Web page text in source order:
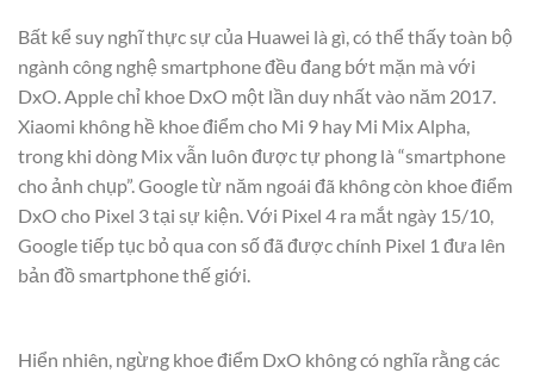
Bất kể suy nghĩ thực sự của Huawei là gì, có thể thấy toàn bộ
ngành công nghệ smartphone đều đang bớt mặn mà với
DxO. Apple chỉ khoe DxO một lần duy nhất vào năm 2017.
Xiaomi không hề khoe điểm cho Mi 9 hay Mi Mix Alpha,
trong khi dòng Mix vẫn luôn được tự phong là “smartphone
cho ảnh chụp”. Google từ năm ngoái đã không còn khoe điểm
DxO cho Pixel 3 tại sự kiện. Với Pixel 4 ra mắt ngày 15/10,
Google tiếp tục bỏ qua con số đã được chính Pixel 1 đưa lên
bản đồ smartphone thế giới.
Hiển nhiên, ngừng khoe điểm DxO không có nghĩa rằng các